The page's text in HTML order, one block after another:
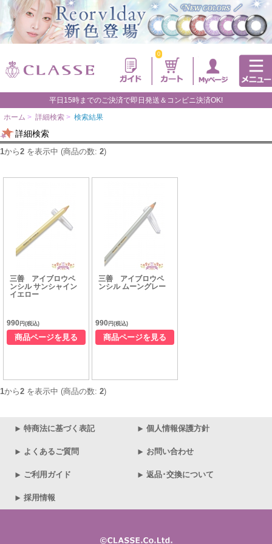
0
平日15時までのご決済で即日発送＆コンビニ決済OK!
ホーム > 詳細検索 > 検索結果
詳細検索
1から2 を表示中 (商品の数: 2)
三善 アイブロウペ
ンシル サンシャイン
イエロー
990 円(税込)
商品ページを見る
三善 アイブロウペ
ンシル ムーングレー
990円(税込)
商品ページを見る
1から2 を表示中 (商品の数: 2)
特商法に基づく表記 個人情報保護方針
よくあるご質問 お問い合わせ
ご利用ガイド 返品･交換について
採用情報